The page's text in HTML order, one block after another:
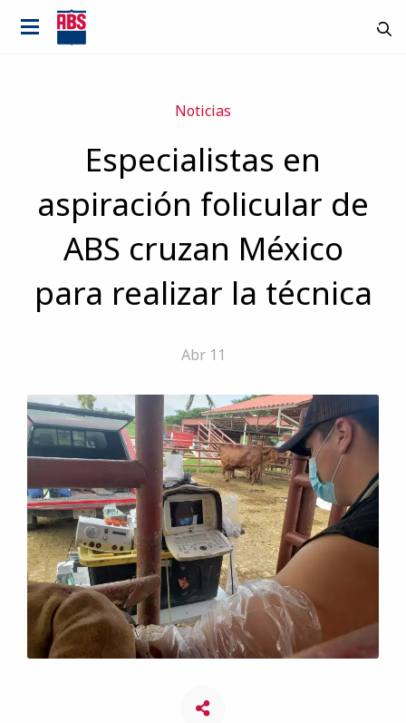
Noticias
Especialistas en
aspiración folicular de
ABS cruzan México
para realizar la técnica
Abr 11